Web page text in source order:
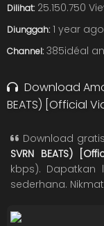
Dilihat: 25.150.750
Diunggah: 1 year ago
Channel: 385idéal and
Download
BEATS) [Official
Download
SVRN BEATS)
kbps).
sederhana.